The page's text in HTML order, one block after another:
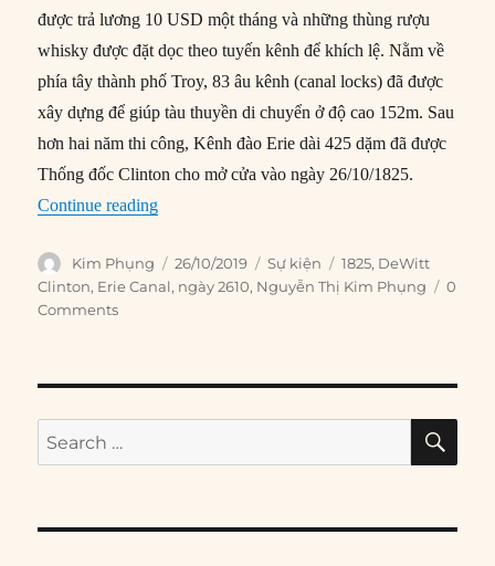
được trả lương 10 USD một tháng và những thùng rượu
whisky được đặt dọc theo tuyến kênh để khích lệ. Nằm về
phía tây thành phố Troy, 83 âu kênh (canal locks) đã được
xây dựng để giúp tàu thuyền di chuyển ở độ cao 152m. Sau
hơn hai năm thi công, Kênh đào Erie dài 425 dặm đã được
Thống đốc Clinton cho mở cửa vào ngày 26/10/1825.
Continue reading“26/10/1825: Khánh thành Kênh đào Erie”
Author
Kim Phụng
Posted
on
26/10/2019 Categories
Sự kiện Tags
1825, DeWitt
Clinton, Erie Canal, ngày 2610, Nguyễn Thị Kim Phụng
0
Comments
Search
for: